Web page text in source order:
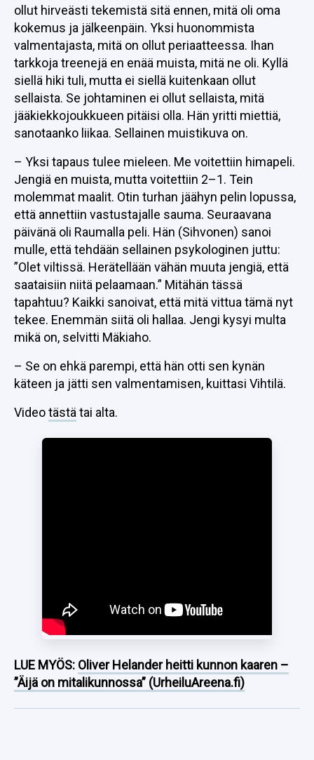
ollut hirveästi tekemistä sitä ennen, mitä oli oma
kokemus ja jälkeenpäin. Yksi huonommista
valmentajasta, mitä on ollut periaatteessa. Ihan
tarkkoja treenejä en enää muista, mitä ne oli. Kyllä
siellä hiki tuli, mutta ei siellä kuitenkaan ollut
sellaista. Se johtaminen ei ollut sellaista, mitä
jääkiekkojoukkueen pitäisi olla. Hän yritti miettiä,
sanotaanko liikaa. Sellainen muistikuva on.
– Yksi tapaus tulee mieleen. Me voitettiin himapeli.
Jengiä en muista, mutta voitettiin 2–1. Tein
molemmat maalit. Otin turhan jäähyn pelin lopussa,
että annettiin vastustajalle sauma. Seuraavana
päivänä oli Raumalla peli. Hän (Sihvonen) sanoi
mulle, että tehdään sellainen psykologinen juttu:
”Olet viltissä. Herätellään vähän muuta jengiä, että
saataisiin niitä pelaamaan.” Mitähän tässä
tapahtuu? Kaikki sanoivat, että mitä vittua tämä nyt
tekee. Enemmän siitä oli hallaa. Jengi kysyi multa
mikä on, selvitti Mäkiaho.
– Se on ehkä parempi, että hän otti sen kynän
käteen ja jätti sen valmentamisen, kuittasi Vihtilä.
Videotästä tai alta.
LUE MYÖS: Oliver Helander heitti kunnon kaaren –
”Äijä on mitalikunnossa” (UrheiluAreena.fi)